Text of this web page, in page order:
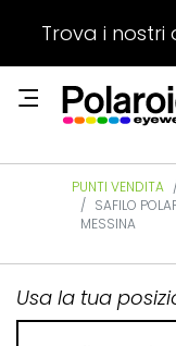
Trova i nostri
PUNTI VENDITA
SAFILO
MESSINA
Usa la tua